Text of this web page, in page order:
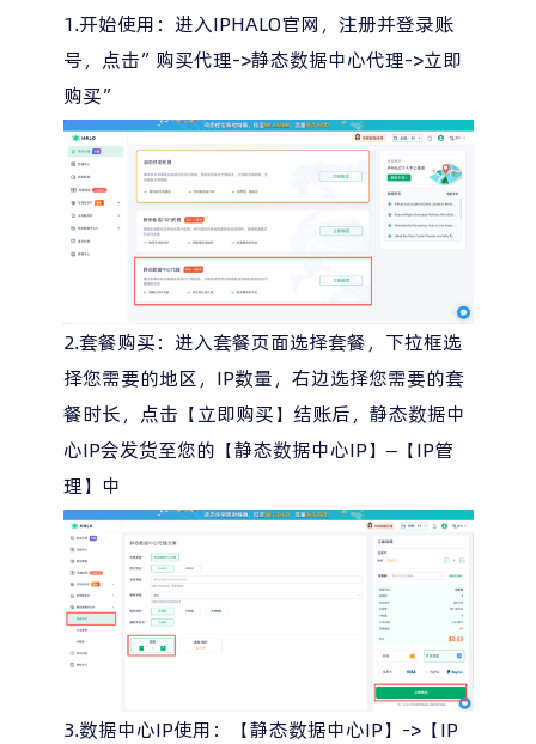
1.开始使用：进入IPHALO官网，注册并登录账
号，点击”购买代理->静态数据中心代理->立即
购买”
2.套餐购买：进入套餐页面选择套餐，下拉框选
择您需要的地区，IP数量，右边选择您需要的套
餐时长，点击【立即购买】结账后，静态数据中
心IP会发货至您的【静态数据中心IP】–【IP管
理】中
3.数据中心IP使用：【静态数据中心IP】->【IP